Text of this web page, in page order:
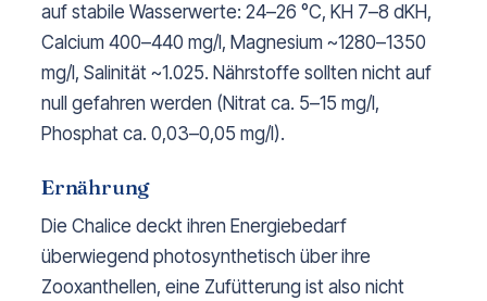
auf stabile Wasserwerte: 24–26 °C, KH 7–8 dKH,
Calcium 400–440 mg/l, Magnesium ~1280–1350
mg/l, Salinität ~1.025. Nährstoffe sollten nicht auf
null gefahren werden (Nitrat ca. 5–15 mg/l,
Phosphat ca. 0,03–0,05 mg/l).
Ernährung
Die Chalice deckt ihren Energiebedarf
überwiegend photosynthetisch über ihre
Zooxanthellen, eine Zufütterung ist also nicht